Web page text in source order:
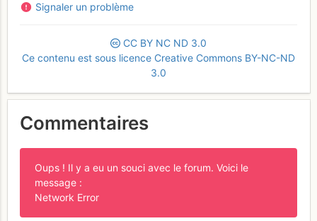
Signaler un problème
CC BY NC ND 3.0
Ce contenu est sous licence Creative Commons BY-NC-ND
3.0
Commentaires
Oups ! Il y a eu un souci avec le forum. Voici le
message :
Network Error